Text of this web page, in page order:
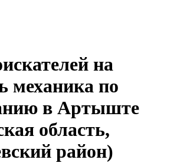
на
механика по
в Артыште
область,
район)